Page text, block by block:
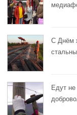
С Днём
Едут